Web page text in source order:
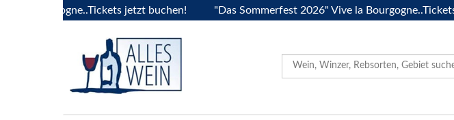
Bourgogne..Tickets jetzt buchen! "Das Sommerfest 2026" Vive la Bourgogne..Tickets